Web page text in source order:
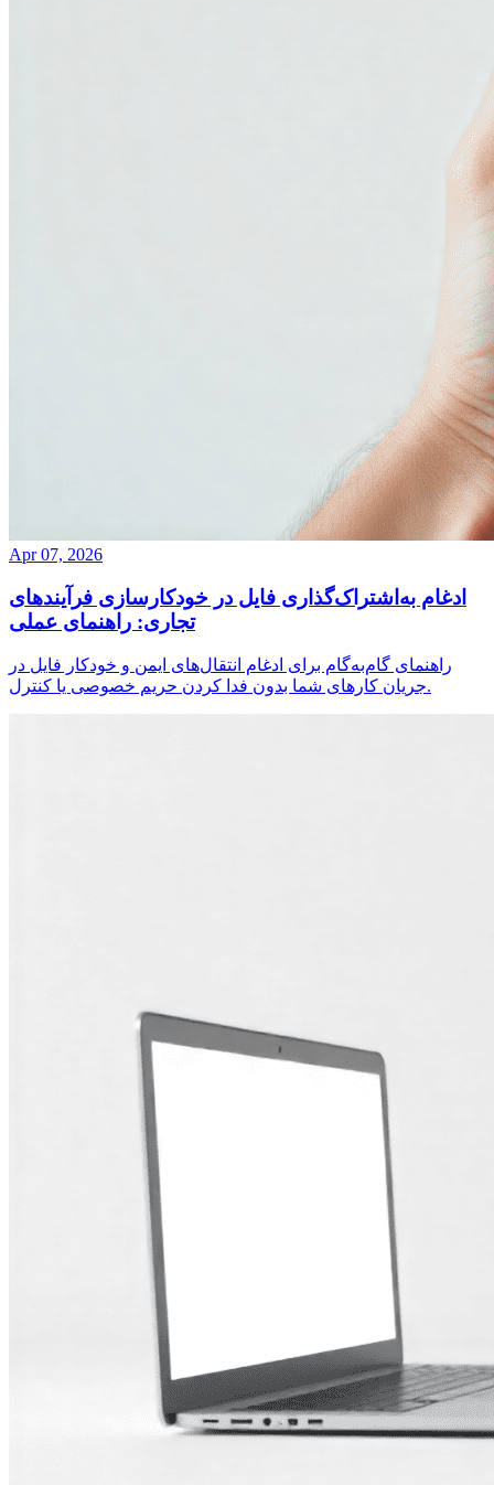
Apr 07, 2026
ادغام به‌اشتراک‌گذاری فایل در خودکارسازی فرآیندهای
تجاری: راهنمای عملی
راهنمای گام‌به‌گام برای ادغام انتقال‌های ایمن و خودکار فایل در
جریان کارهای شما بدون فدا کردن حریم خصوصی یا کنترل.